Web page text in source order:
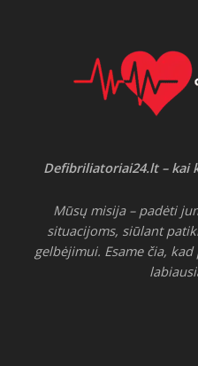
Defibriliatoriai24.lt – kai
Mūsų misija – padėti
situacijoms, siūlant
gelbėjimui. Esame čia,